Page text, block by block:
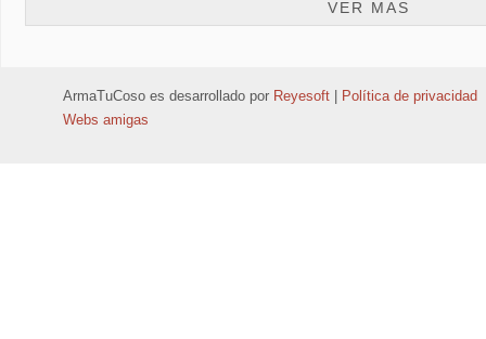
VER MAS
ArmaTuCoso es desarrollado por Reyesoft
Política de privacidad
Webs amigas